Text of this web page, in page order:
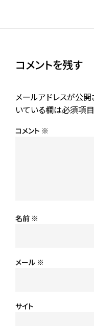
コメントを残す
メールアドレスが公開
いている欄は必須項
コメント ※
名前 ※
メール ※
サイト